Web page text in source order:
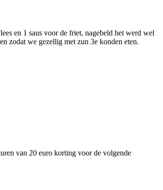
en 1 saus voor de friet, nagebeld het werd wel
zodat we gezellig met zun 3e konden eten.
van 20 euro korting voor de volgende